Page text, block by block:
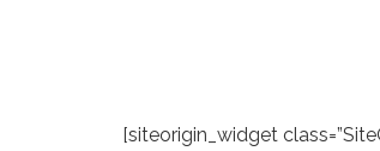
[siteorigin_widget